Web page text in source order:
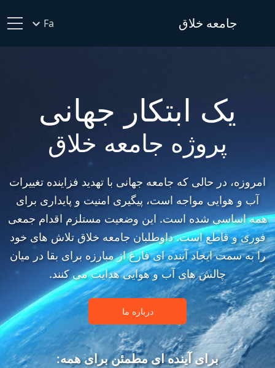
جامعه خلاق Fa
یک ابتکار جهانی
پروژه جامعه خلاق
امروزه، در حالی که جامعه جهانی با تهدید فزاینده تغییرات
آب و هوایی مواجه است، پیگیری امنیت و پایداری برای
همه اساسی شده است. این وضعیت مستلزم اقدام جمعی
فوری و قاطع است. داوطلبان جامعه خلاق تلاش های خود
را به سمت ایجاد آینده ای فارغ از مبارزه برای بقا در میان
چالش های آب و هوایی هدایت می کنند.
درباره ما
برای آینده ای مطمئن برای همه: